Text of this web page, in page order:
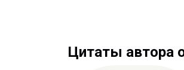
Цитаты автора